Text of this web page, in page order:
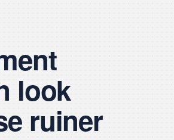
look
ruiner